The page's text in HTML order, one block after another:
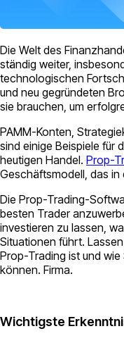
Die Welt des
ständig weiter,
technologischen
und neu gegründeten
sie brauchen, um
PAMM-Konten,
sind einige Beispiele für
heutigen Handel. Prop-
Geschäftsmodell, das
Die Prop-Trading-
besten Trader
investieren zu lassen,
Situationen führt.
Prop-Trading ist und
können. Firma.
Wichtigste